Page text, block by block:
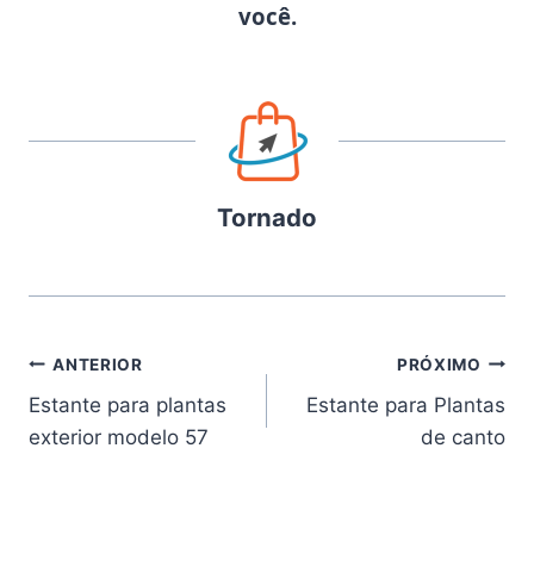
você.
Tornado
Navegação
de
ANTERIOR
Estante para plantas
exterior modelo 57
PRÓXIMO
Estante para Plantas
de canto